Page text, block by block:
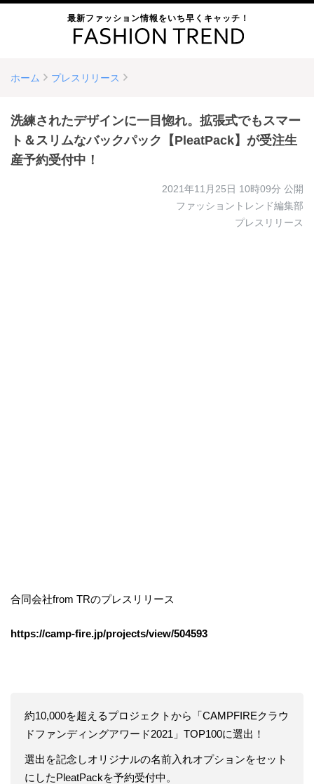
最新ファッション情報をいち早くキャッチ！
ホーム プレスリリース
洗練されたデザインに一目惚れ。拡張式でもスマー
ト＆スリムなバックパック【PleatPack】が受注生
産予約受付中！
2021年11月25日 10時09分 公開
ファッショントレンド編集部
プレスリリース
合同会社from TRのプレスリリース
https://camp-fire.jp/projects/view/504593
約10,000を超えるプロジェクトから「CAMPFIREクラウ
ドファンディングアワード2021」TOP100に選出！
選出を記念しオリジナルの名前入れオプションをセット
にしたPleatPackを予約受付中。